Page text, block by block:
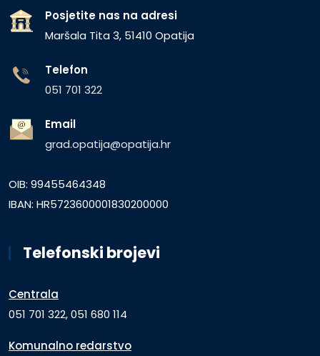
Posjetite nas na adresi
Maršala Tita 3, 51410 Opatija
Telefon
051 701 322
Email
grad.opatija@opatija.hr
OIB: 99455464348
IBAN: HR5723600001830200000
Telefonski brojevi
Centrala
051 701 322, 051 680 114
Komunalno redarstvo